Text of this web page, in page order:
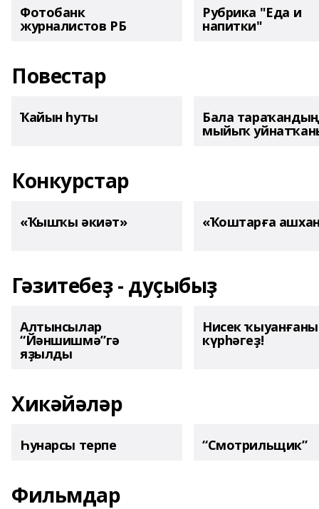
Фотобанк
журналистов РБ
Рубрика "Еда и
напитки"
Повестар
Ҡайын һуты Бала тараҡандың
мыйыҡ
Конкурстар
«Ҡышҡы әкиәт» «Ҡоштарға
Гәзитебеҙ - дуҫыбыҙ
Алтынсылар
“Йәншишмә”гә
яҙылды
Нисек
күрһәгеҙ!
Хикәйәләр
Һунарсы терпе “Смотрильщик”
Фильмдар